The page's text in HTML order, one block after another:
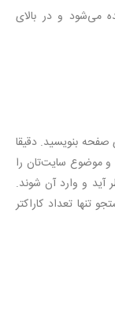
می‌شود و در بالای
بنویسید. دقیقا
و موضوع سایت‌تان را
آید و وارد آن شوند.
تنها تعداد کاراکتر